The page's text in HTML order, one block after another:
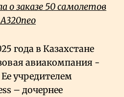
о заказе 50 самолетов
года в Казахстане
авиакомпания -
учредителем
– дочернее